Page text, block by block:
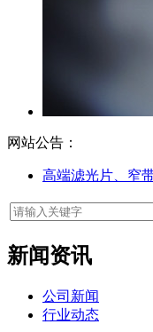
网站公告：
高端滤光片、窄
新闻资讯
公司新闻
行业动态